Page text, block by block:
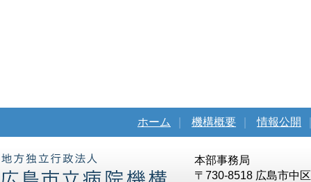
ホーム 機構概要 情報公開
本部事務局
〒730-8518 広島市中